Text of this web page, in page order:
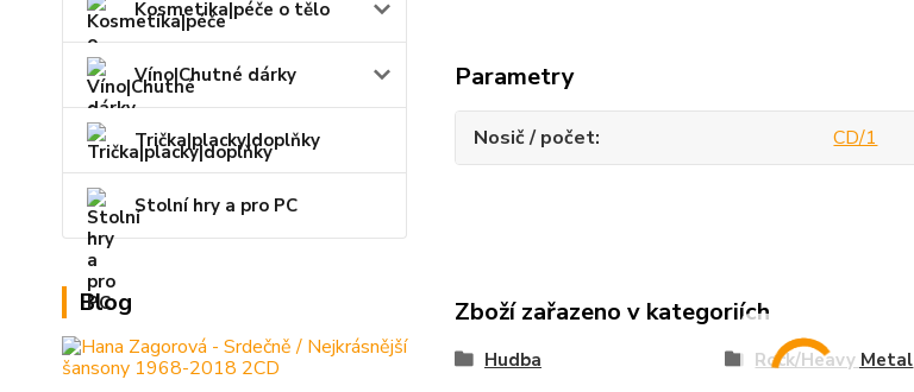
Kosmetika|péče o tělo
Víno|Chutné dárky
Trička|placky|doplňky
Stolní hry a pro PC
Blog
Parametry
Nosič / počet CD/1
Zboží zařazeno v kategoriích
Hudba Rock/Heavy Metal